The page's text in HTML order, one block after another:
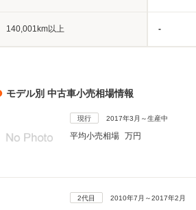
140,001km以上 -
モデル別 中古車小売相場情報
現行 2017年3月～生産中
平均小売相場 万円
2代目 2010年7月～2017年2月